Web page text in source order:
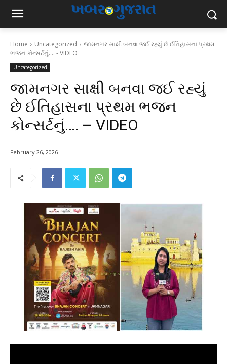
Home Uncategorized
જામનગર સાક્ષી બનવા જઈ રહ્યું છે ઈતિહાસના પ્રથમ
ભજન કોન્સર્ટનું.... - VIDEO
Uncategorized
જામનગર સાક્ષી બનવા જઈ રહ્યું
છે ઈતિહાસના પ્રથમ ભજન
કોન્સર્ટનું…. – VIDEO
February 26, 2026